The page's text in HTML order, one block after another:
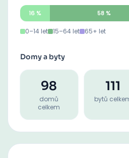
16 % 58%
0–14 let 15–64 let 65+ let
Domy a byty
98
domů
celkem
111
bytů